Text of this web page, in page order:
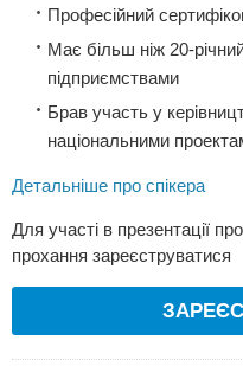
Професійний
Має більш ніж 20-
підприємствами
Брав участь у
національними
Детальніше про спікера
Для участі в презентації
прохання зареєструватися